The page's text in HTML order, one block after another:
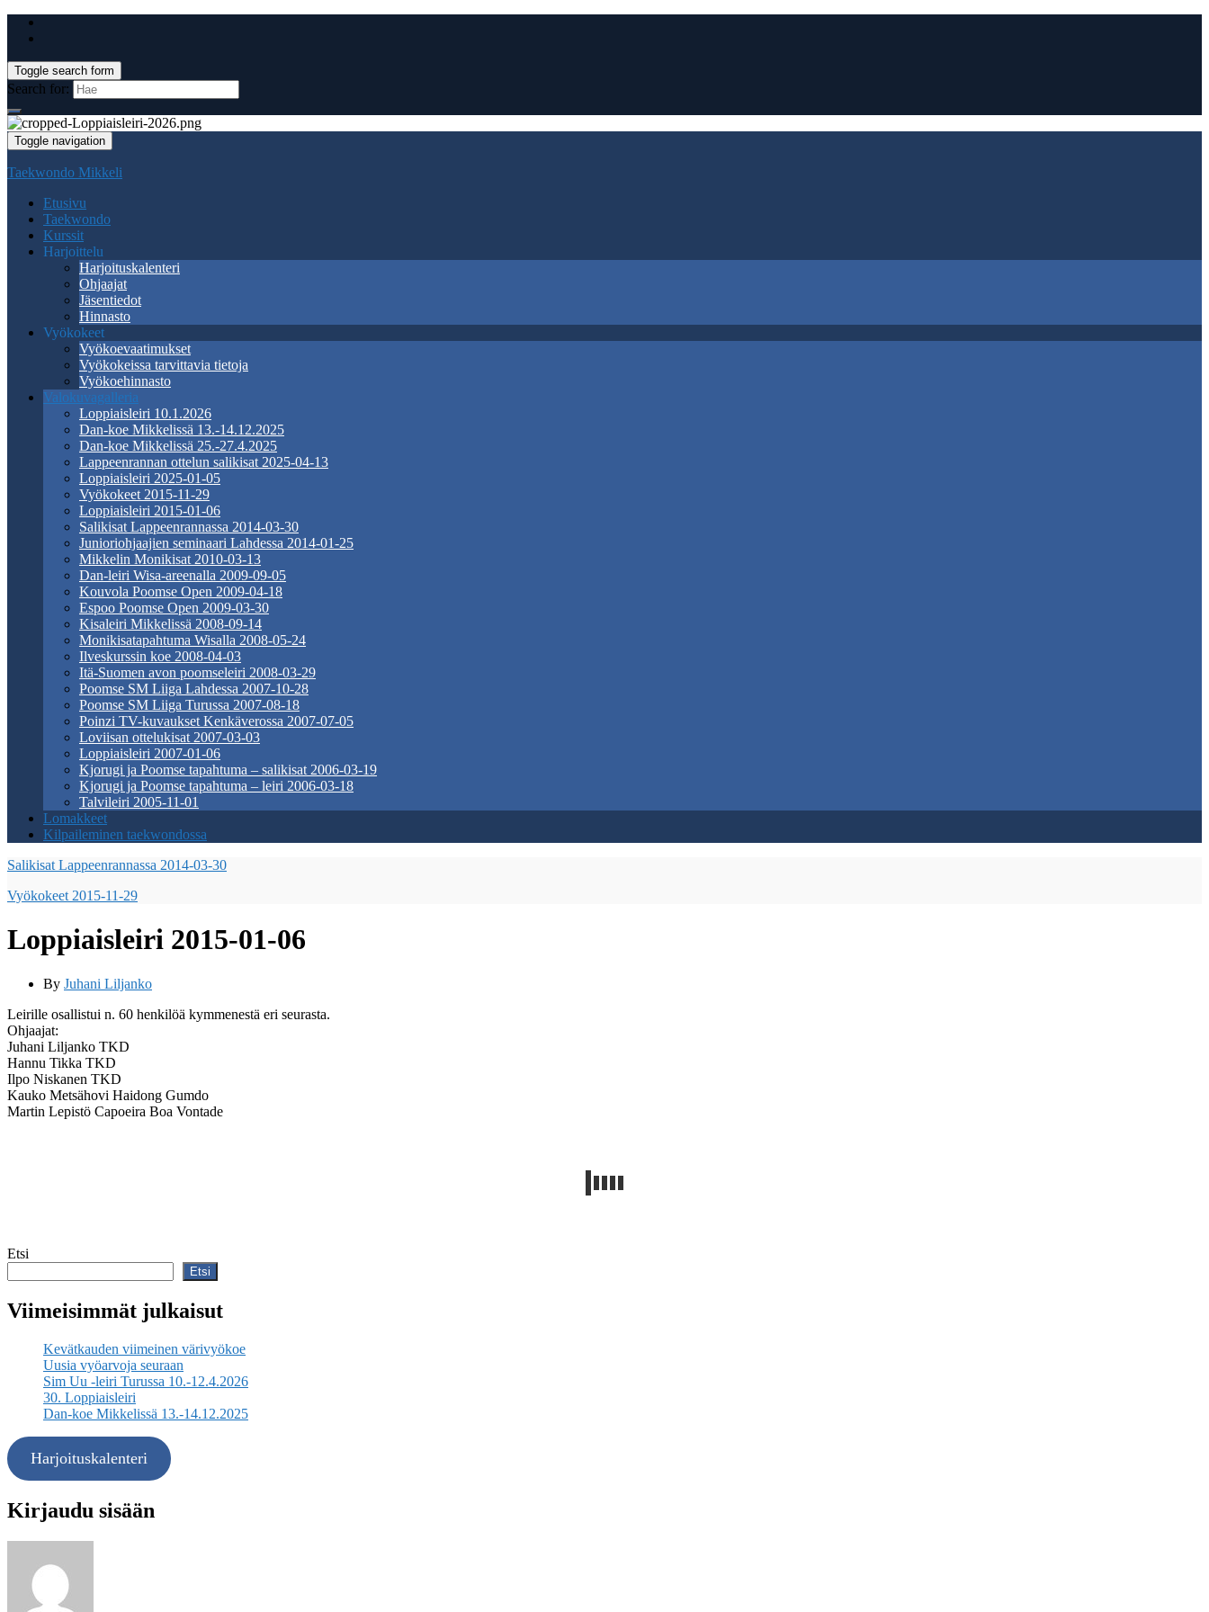
Toggle search form
Search for:
Toggle navigation
Taekwondo Mikkeli
Etusivu
Taekwondo
Kurssit
Harjoittelu
Harjoituskalenteri
Ohjaajat
Jäsentiedot
Hinnasto
Vyökokeet
Vyökoevaatimukset
Vyökokeissa tarvittavia tietoja
Vyökoehinnasto
Valokuvagalleria
Loppiaisleiri 10.1.2026
Dan-koe Mikkelissä 13.-14.12.2025
Dan-koe Mikkelissä 25.-27.4.2025
Lappeenrannan ottelun salikisat 2025-04-13
Loppiaisleiri 2025-01-05
Vyökokeet 2015-11-29
Loppiaisleiri 2015-01-06
Salikisat Lappeenrannassa 2014-03-30
Junioriohjaajien seminaari Lahdessa 2014-01-25
Mikkelin Monikisat 2010-03-13
Dan-leiri Wisa-areenalla 2009-09-05
Kouvola Poomse Open 2009-04-18
Espoo Poomse Open 2009-03-30
Kisaleiri Mikkelissä 2008-09-14
Monikisatapahtuma Wisalla 2008-05-24
Ilveskurssin koe 2008-04-03
Itä-Suomen avon poomseleiri 2008-03-29
Poomse SM Liiga Lahdessa 2007-10-28
Poomse SM Liiga Turussa 2007-08-18
Poinzi TV-kuvaukset Kenkäverossa 2007-07-05
Loviisan ottelukisat 2007-03-03
Loppiaisleiri 2007-01-06
Kjorugi ja Poomse tapahtuma – salikisat 2006-03-19
Kjorugi ja Poomse tapahtuma – leiri 2006-03-18
Talvileiri 2005-11-01
Lomakkeet
Kilpaileminen taekwondossa
Salikisat Lappeenrannassa 2014-03-30
Vyökokeet 2015-11-29
Loppiaisleiri 2015-01-06
By Juhani Liljanko
Leirille osallistui n. 60 henkilöä kymmenestä eri seurasta.
Ohjaajat:
Juhani Liljanko TKD
Hannu Tikka TKD
Ilpo Niskanen TKD
Kauko Metsähovi Haidong Gumdo
Martin Lepistö Capoeira Boa Vontade
Etsi
Etsi
Viimeisimmät julkaisut
Kevätkauden viimeinen värivyökoe
Uusia vyöarvoja seuraan
Sim Uu -leiri Turussa 10.-12.4.2026
30. Loppiaisleiri
Dan-koe Mikkelissä 13.-14.12.2025
Harjoituskalenteri
Kirjaudu sisään